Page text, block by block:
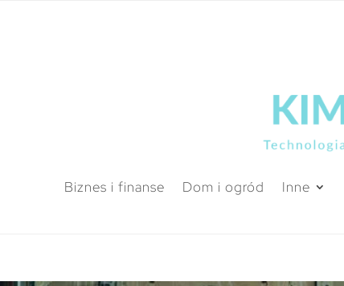
Biznes i finanse Dom i ogród Inne